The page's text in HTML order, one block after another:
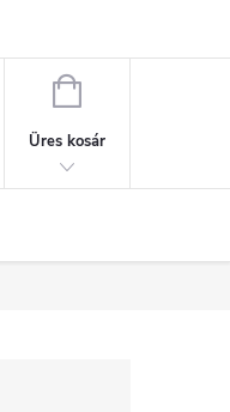
KOSÁR
Üres kosár